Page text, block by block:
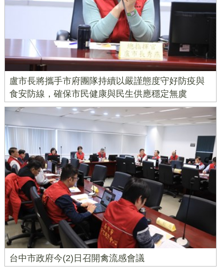
盧市長將攜手市府團隊持續以嚴謹態度守好防疫與
食安防線，確保市民健康與民生供應穩定無虞
台中市政府今(2)日召開禽流感會議